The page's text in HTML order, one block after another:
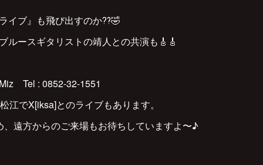
イブ』も飛び出すのか⁇🤣
ルースギタリストの靖人との共演も🎸🎸
Tel : 0852-32-1551
江でX[iksa]とのライブもあります。
遠方からのご来場もお待ちしていますよ〜♪